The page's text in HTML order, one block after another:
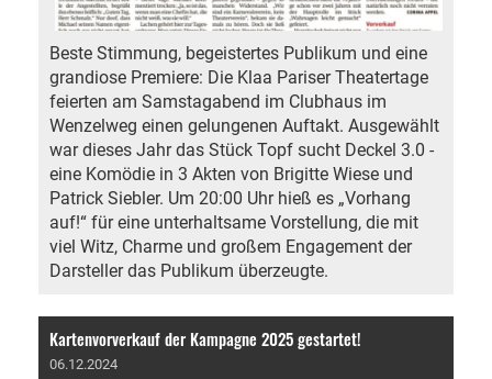
Beste Stimmung, begeistertes Publikum und eine
grandiose Premiere: Die Klaa Pariser Theatertage
feierten am Samstagabend im Clubhaus im
Wenzelweg einen gelungenen Auftakt. Ausgewählt
war dieses Jahr das Stück Topf sucht Deckel 3.0 -
eine Komödie in 3 Akten von Brigitte Wiese und
Patrick Siebler. Um 20:00 Uhr hieß es „Vorhang
auf!“ für eine unterhaltsame Vorstellung, die mit
viel Witz, Charme und großem Engagement der
Darsteller das Publikum überzeugte.
Kartenvorverkauf der Kampagne 2025 gestartet!
06.12.2024